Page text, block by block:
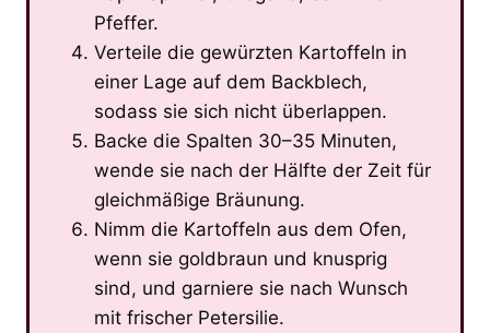
Pfeffer.
Verteile die gewürzten Kartoffeln in
einer Lage auf dem Backblech,
sodass sie sich nicht überlappen.
Backe die Spalten 30–35 Minuten,
wende sie nach der Hälfte der Zeit für
gleichmäßige Bräunung.
Nimm die Kartoffeln aus dem Ofen,
wenn sie goldbraun und knusprig
sind, und garniere sie nach Wunsch
mit frischer Petersilie.